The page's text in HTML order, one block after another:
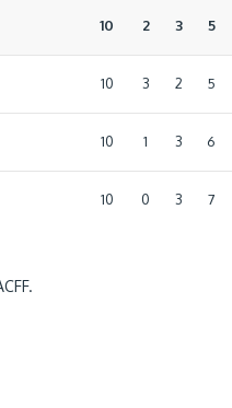
10 2 3 5
10 3 2 5
10 1 3 6
10 0 3 7